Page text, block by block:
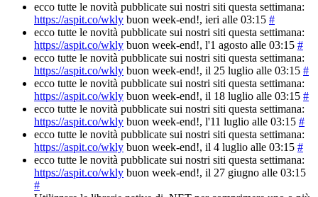
ecco tutte le novità pubblicate sui nostri siti questa settimana:
https://aspit.co/wkly buon week-end!, ieri alle 03:15 #
ecco tutte le novità pubblicate sui nostri siti questa settimana:
https://aspit.co/wkly buon week-end!, l'1 agosto alle 03:15 #
ecco tutte le novità pubblicate sui nostri siti questa settimana:
https://aspit.co/wkly buon week-end!, il 25 luglio alle 03:15 #
ecco tutte le novità pubblicate sui nostri siti questa settimana:
https://aspit.co/wkly buon week-end!, il 18 luglio alle 03:15 #
ecco tutte le novità pubblicate sui nostri siti questa settimana:
https://aspit.co/wkly buon week-end!, l'11 luglio alle 03:15 #
ecco tutte le novità pubblicate sui nostri siti questa settimana:
https://aspit.co/wkly buon week-end!, il 4 luglio alle 03:15 #
ecco tutte le novità pubblicate sui nostri siti questa settimana:
https://aspit.co/wkly buon week-end!, il 27 giugno alle 03:15
#